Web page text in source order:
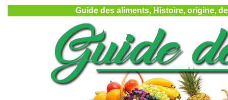
Guide des aliments, Histoire, origine,